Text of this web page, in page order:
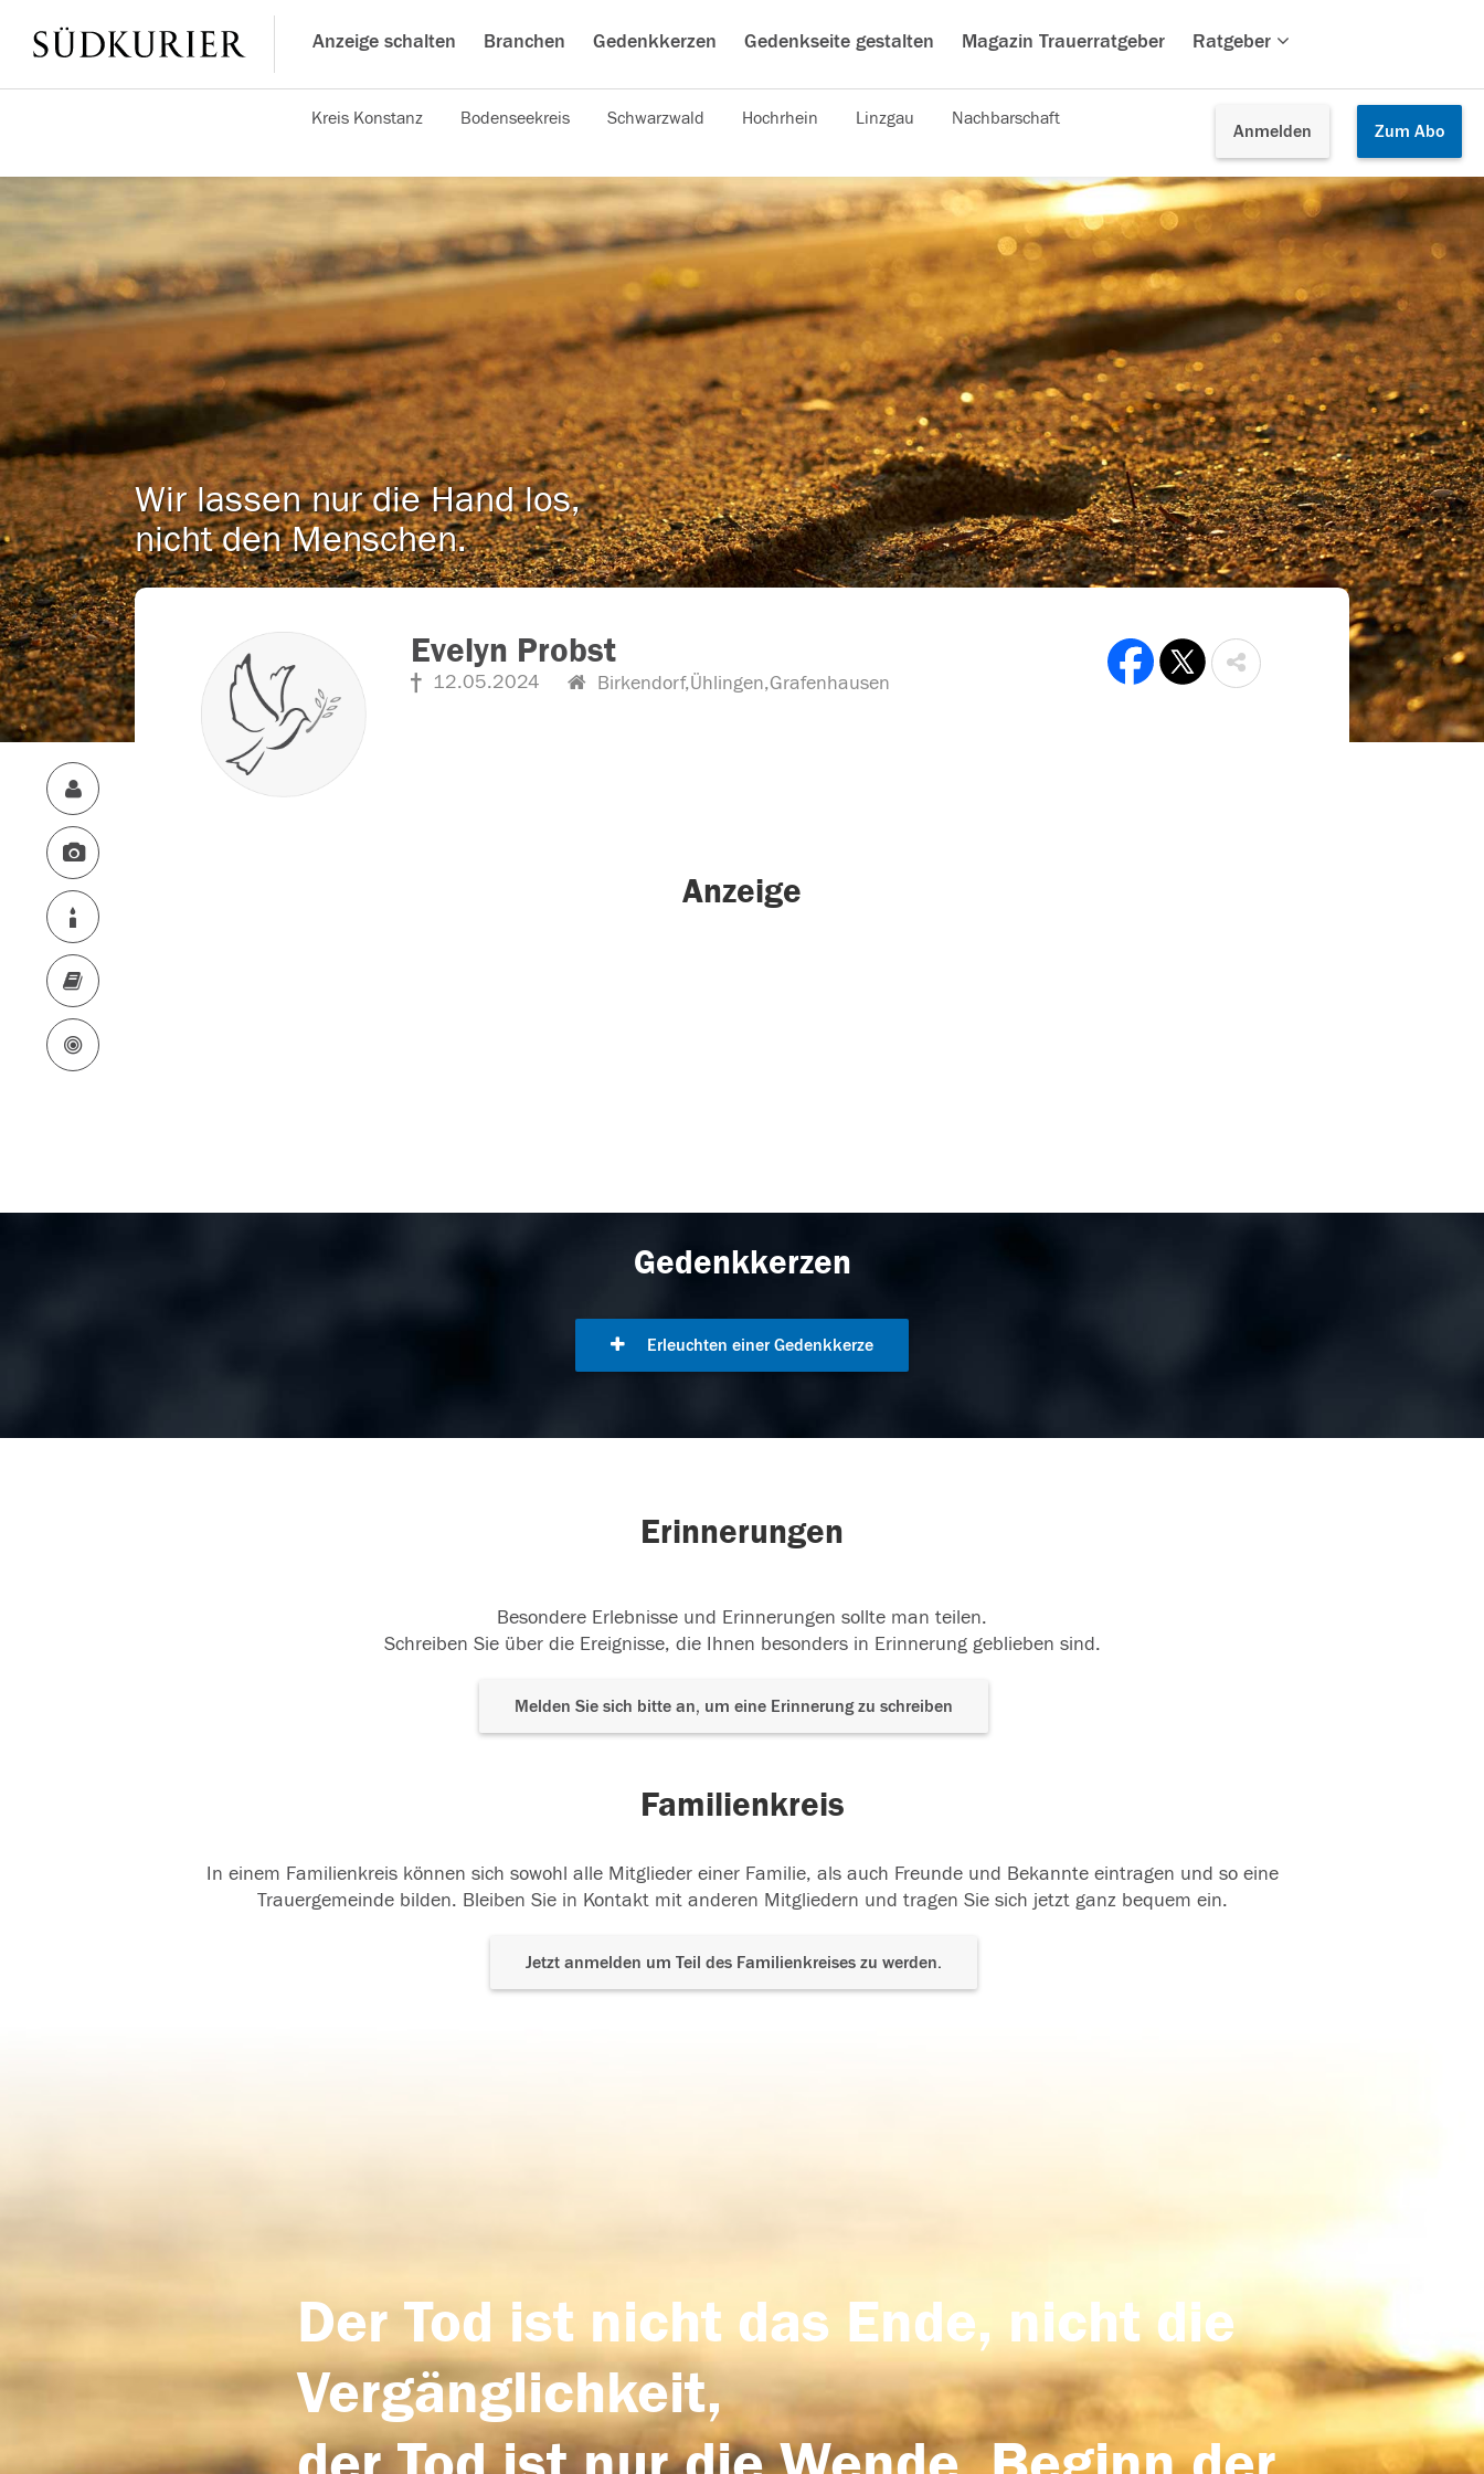
Anzeige schalten Branchen Gedenkkerzen Gedenkseite gestalten Magazin Trauerratgeber Ratgeber
Anmelden Zum Abo
Kreis Konstanz Bodenseekreis Schwarzwald Hochrhein Linzgau Nachbarschaft
Wir lassen nur die Hand los,
nicht den Menschen.
Evelyn Probst
12.05.2024 Birkendorf,Ühlingen,Grafenhausen
Anzeige
Gedenkkerzen
Erleuchten einer Gedenkkerze
Erinnerungen
Besondere Erlebnisse und Erinnerungen sollte man teilen.
Schreiben Sie über die Ereignisse, die Ihnen besonders in Erinnerung geblieben sind.
Melden Sie sich bitte an, um eine Erinnerung zu schreiben
Familienkreis
In einem Familienkreis können sich sowohl alle Mitglieder einer Familie, als auch Freunde und Bekannte eintragen und so eine
Trauergemeinde bilden. Bleiben Sie in Kontakt mit anderen Mitgliedern und tragen Sie sich jetzt ganz bequem ein.
Jetzt anmelden um Teil des Familienkreises zu werden.
Der Tod ist nicht das Ende, nicht die
Vergänglichkeit,